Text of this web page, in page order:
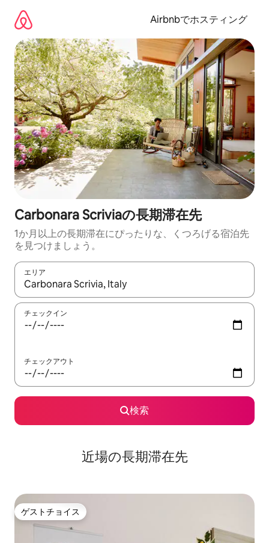
Airbnbでホスティング
Carbonara Scriviaの長期滞在先
1か月以上の長期滞在にぴったりな、くつろげる宿泊先
を見つけましょう。
エリア
検索結果が表示されたら、上下の矢印キーを使って移動するか
チェックイン
チェックアウト
検索
近場の長期滞在先
ゲストチョイス
ゲストチョイス